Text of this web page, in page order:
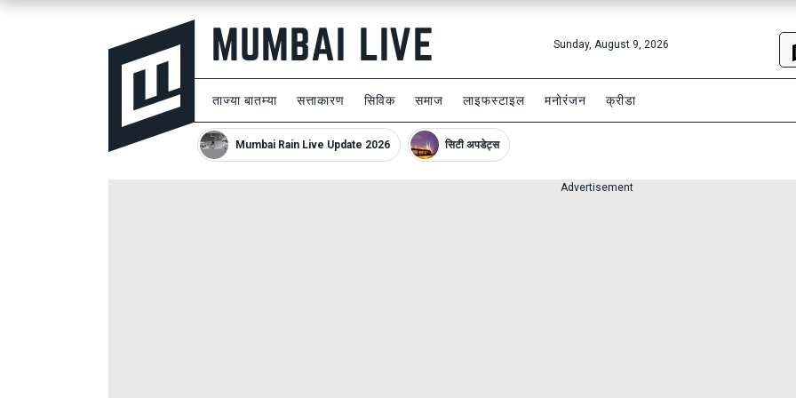
Sunday, August 9, 2026
ताज्या बातम्या सत्ताकारण सिविक समाज लाइफस्टाइल मनोरंजन क्रीडा
Mumbai Rain Live Update 2026 सिटी अपडेट्स
Advertisement